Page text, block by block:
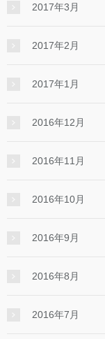
2017年3月
2017年2月
2017年1月
2016年12月
2016年11月
2016年10月
2016年9月
2016年8月
2016年7月